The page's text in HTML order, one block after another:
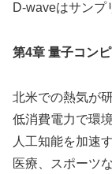
D-waveはサンプ
第4章 量子コン
北米での熱気が
低消費電力で環
人工知能を加速
医療、スポーツ